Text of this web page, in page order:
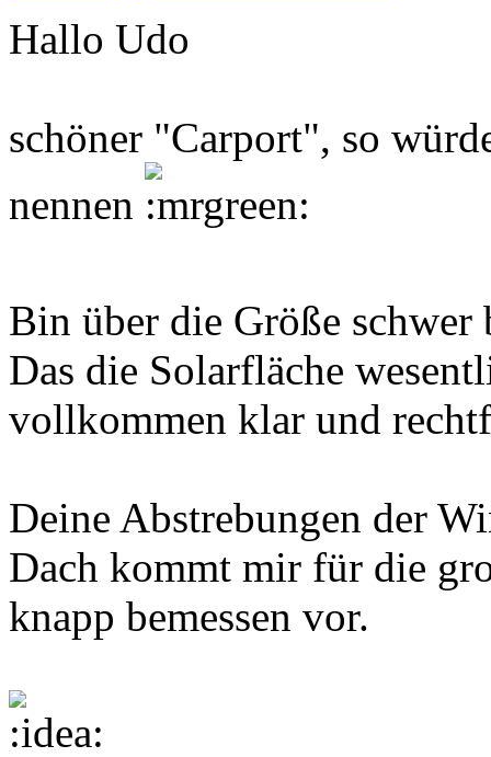
Hallo Udo
schöner "Carport", so
nennen
Bin über die Größe
Das die Solarfläche
vollkommen klar und
Deine Abstrebungen der
Dach kommt mir für die
knapp bemessen vor.